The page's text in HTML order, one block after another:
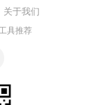
关于我们
具推荐